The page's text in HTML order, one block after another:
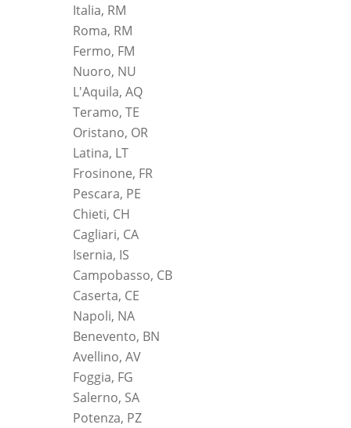
Italia, RM
Roma, RM
Fermo, FM
Nuoro, NU
L'Aquila, AQ
Teramo, TE
Oristano, OR
Latina, LT
Frosinone, FR
Pescara, PE
Chieti, CH
Cagliari, CA
Isernia, IS
Campobasso, CB
Caserta, CE
Napoli, NA
Benevento, BN
Avellino, AV
Foggia, FG
Salerno, SA
Potenza, PZ